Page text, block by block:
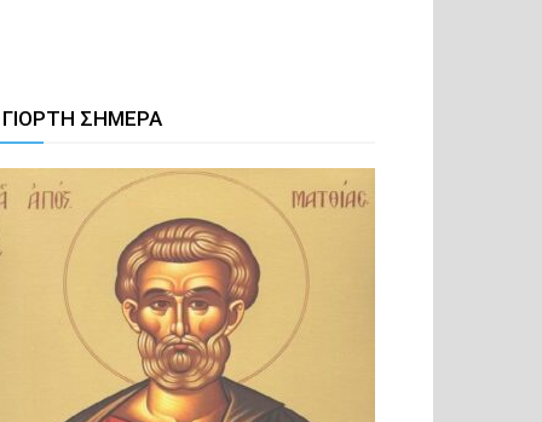
ΣΗΜΕΡΑ